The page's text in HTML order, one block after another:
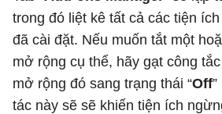
trong đó liệt kê tất cả các tiện
đã cài đặt. Nếu muốn tắt một
mở rộng cụ thể, hãy gạt công
mở rộng đó sang trạng thái “Off
tác này sẽ sẽ khiến tiện ích